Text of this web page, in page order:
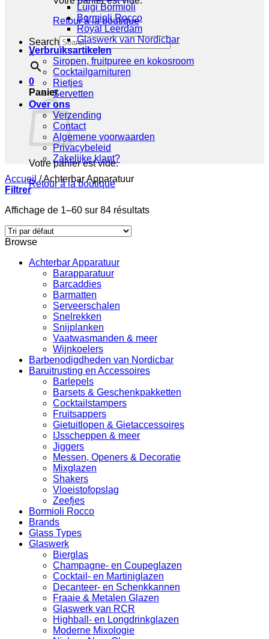
Retour à la boutique
Search
×
0
Panier
Votre panier est vide.
Retour à la boutique
Luigi Bormioli
Bormioli Rocco
Royal Leerdam
Glaswerk van Nordicbar
Verbruiksartikelen
Siropen, fruitpuree en kokosroom
Cocktailgarnituren
Rietjes
Servetten
Over ons
Verzending
Contact
Algemene voorwaarden
Privacybeleid
Zakelijke klant?
Accueil /Achterbar Apparatuur
Filtrer
Affichage de 1–60 sur 84 résultats
Browse
Achterbar Apparatuur
Barapparatuur
Barcaddies
Barmatten
Serveerschalen
Snelrekken
Snijplanken
Vaatwasmanden & meer
Wijnkoelers
Barbenodigdheden van Nordicbar
Baruitrusting en Accessoires
Barlepels
Barsets & Geschenkpakketten
Cocktailstampers
Fruitsappers
Gietuitlopen & Gietaccessoires
IJsscheppen & meer
Jiggers
Messen, Openers & Decoratie
Mixglazen
Shakers
Vloeistofopslag
Zeefjes
Bormioli Rocco
Brands
Glass Types
Glaswerk
Bierglas
Champagne- en Coupeglazen
Cocktail- en Martiniglazen
Decanteer- en Schenkkannen
Fraaie & Metalen Glazen
Glaswerk van RCR
Highball- en Longdrinkglazen
Moderne Mixologie